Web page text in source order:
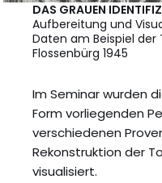
DAS GRAUEN
Aufbereitung und
Daten am Beispiel der
Flossenbürg 1945
Im Seminar wurden
Form vorliegenden
verschiedenen
Rekonstruktion der
visualisiert.